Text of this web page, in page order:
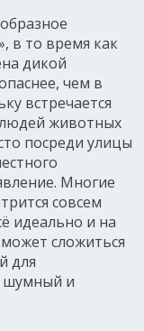
в то время как
дикой
чем в
встречается
животных
посреди улицы
Многие
совсем
идеально и на
сложиться
для
шумный и